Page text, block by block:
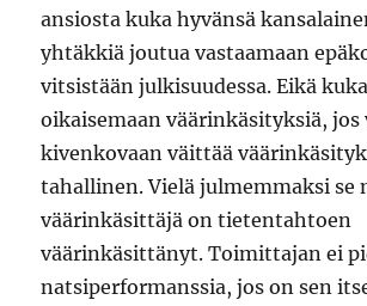
ansiosta kuka hyvänsä
yhtäkkiä joutua vastaamaan
vitsistään julkisuudessa. Eikä
oikaisemaan väärinkäsityksiä, jos
kivenkovaan väittää
tahallinen. Vielä julmemmaksi se
väärinkäsittäjä on tietentahtoen
väärinkäsittänyt. Toimittajan ei
natsiperformanssia, jos on sen